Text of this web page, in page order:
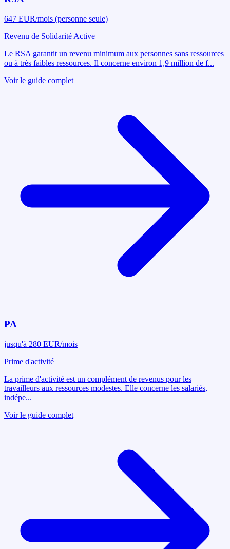
647 EUR/mois (personne seule)
Revenu de Solidarité Active
Le RSA garantit un revenu minimum aux personnes sans ressources
ou à très faibles ressources. Il concerne environ 1,9 million de f...
Voir le guide complet
PA
jusqu'à 280 EUR/mois
Prime d'activité
La prime d'activité est un complément de revenus pour les
travailleurs aux ressources modestes. Elle concerne les salariés,
indépe...
Voir le guide complet